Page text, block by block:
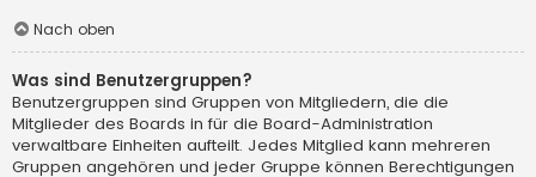
Nach oben
Was sind Benutzergruppen?
Benutzergruppen sind Gruppen von Mitgliedern, die die
Mitglieder des Boards in für die Board-Administration
verwaltbare Einheiten aufteilt. Jedes Mitglied kann mehreren
Gruppen angehören und jeder Gruppe können Berechtigungen